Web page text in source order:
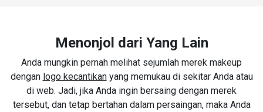
Menonjol dari Yang Lain
Anda mungkin pernah melihat sejumlah merek makeup
dengan logo kecantikanyang memukau di sekitar Anda atau
di web. Jadi, jika Anda ingin bersaing dengan merek
tersebut, dan tetap bertahan dalam persaingan, maka Anda